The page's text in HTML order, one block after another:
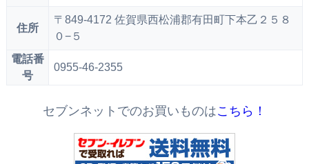
住所
〒849-4172 佐賀県西松浦郡有田町下本乙２５８
０−５
電話番
号
0955-46-2355
セブンネットでのお買いものはこちら！